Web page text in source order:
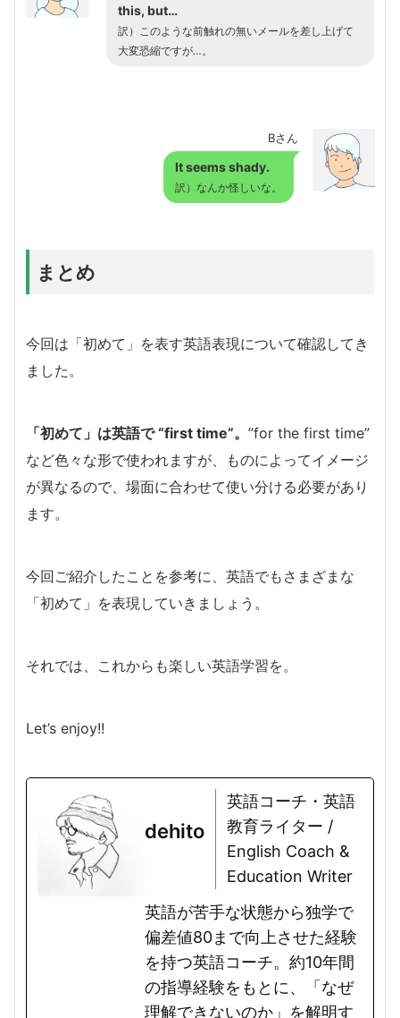
this, but…
訳）このような前触れの無いメールを差し上げて
大変恐縮ですが…。
Bさん
It seems shady.
訳）なんか怪しいな。
まとめ
今回は「初めて」を表す英語表現について確認してき
ました。
「初めて」は英語で “first time”。 ”for the first time”
など色々な形で使われますが、ものによってイメージ
が異なるので、場面に合わせて使い分ける必要があり
ます。
今回ご紹介したことを参考に、英語でもさまざまな
「初めて」を表現していきましょう。
それでは、これからも楽しい英語学習を。
Let’s enjoy!!
dehito
英語コーチ・英語
教育ライター /
English Coach &
Education Writer
英語が苦手な状態から独学で
偏差値80まで向上させた経験
を持つ英語コーチ。約10年間
の指導経験をもとに、「なぜ
理解できないのか」を解明す